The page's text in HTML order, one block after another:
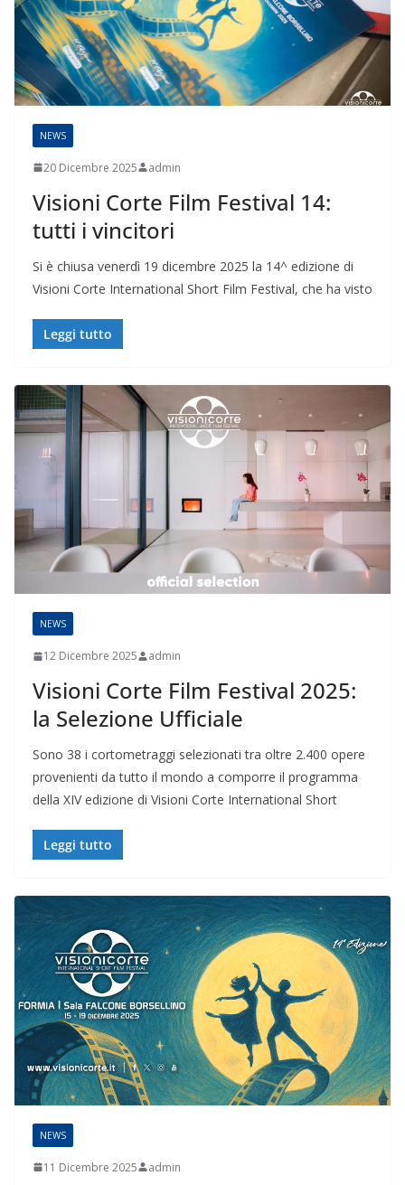
NEWS
20 Dicembre 2025 admin
Visioni Corte Film Festival 14:
tutti i vincitori
Si è chiusa venerdì 19 dicembre 2025 la 14^ edizione di
Visioni Corte International Short Film Festival, che ha visto
Leggi tutto
NEWS
12 Dicembre 2025 admin
Visioni Corte Film Festival 2025:
la Selezione Ufficiale
Sono 38 i cortometraggi selezionati tra oltre 2.400 opere
provenienti da tutto il mondo a comporre il programma
della XIV edizione di Visioni Corte International Short
Leggi tutto
NEWS
11 Dicembre 2025 admin